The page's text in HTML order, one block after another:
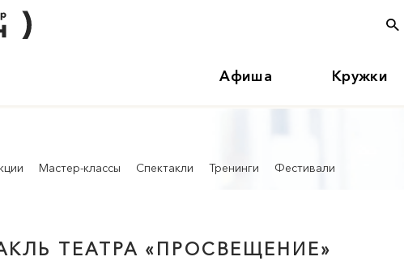
Афиша Кружки
Мастер-классы Спектакли Тренинги Фестивали
ТЕАТРА «ПРОСВЕЩЕНИЕ»